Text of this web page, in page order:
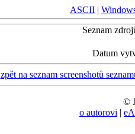
ASCII |
Seznam
Datum
zpět na seznam screenshotů
©
o autorovi |